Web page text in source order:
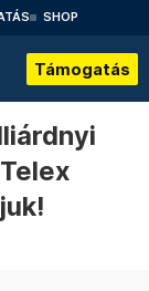
SHOP
Támogatás